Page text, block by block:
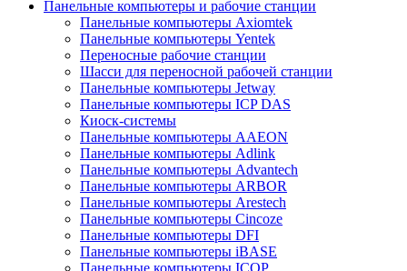
Панельные компьютеры и рабочие станции
Панельные компьютеры Axiomtek
Панельные компьютеры Yentek
Переносные рабочие станции
Шасси для переносной рабочей станции
Панельные компьютеры Jetway
Панельные компьютеры ICP DAS
Киоск-системы
Панельные компьютеры AAEON
Панельные компьютеры Adlink
Панельные компьютеры Advantech
Панельные компьютеры ARBOR
Панельные компьютеры Arestech
Панельные компьютеры Cincoze
Панельные компьютеры DFI
Панельные компьютеры iBASE
Панельные компьютеры ICOP